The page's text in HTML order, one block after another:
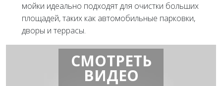
мойки идеально подходят для очистки больших
площадей, таких как автомобильные парковки,
дворы и террасы.
СМОТРЕТЬ
ВИДЕО